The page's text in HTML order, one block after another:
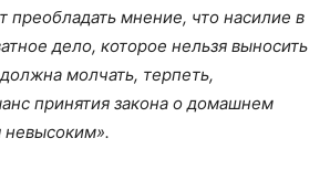
преобладать мнение, что насилие в
дело, которое нельзя выносить
молчать, терпеть,
принятия закона о домашнем
невысоким».